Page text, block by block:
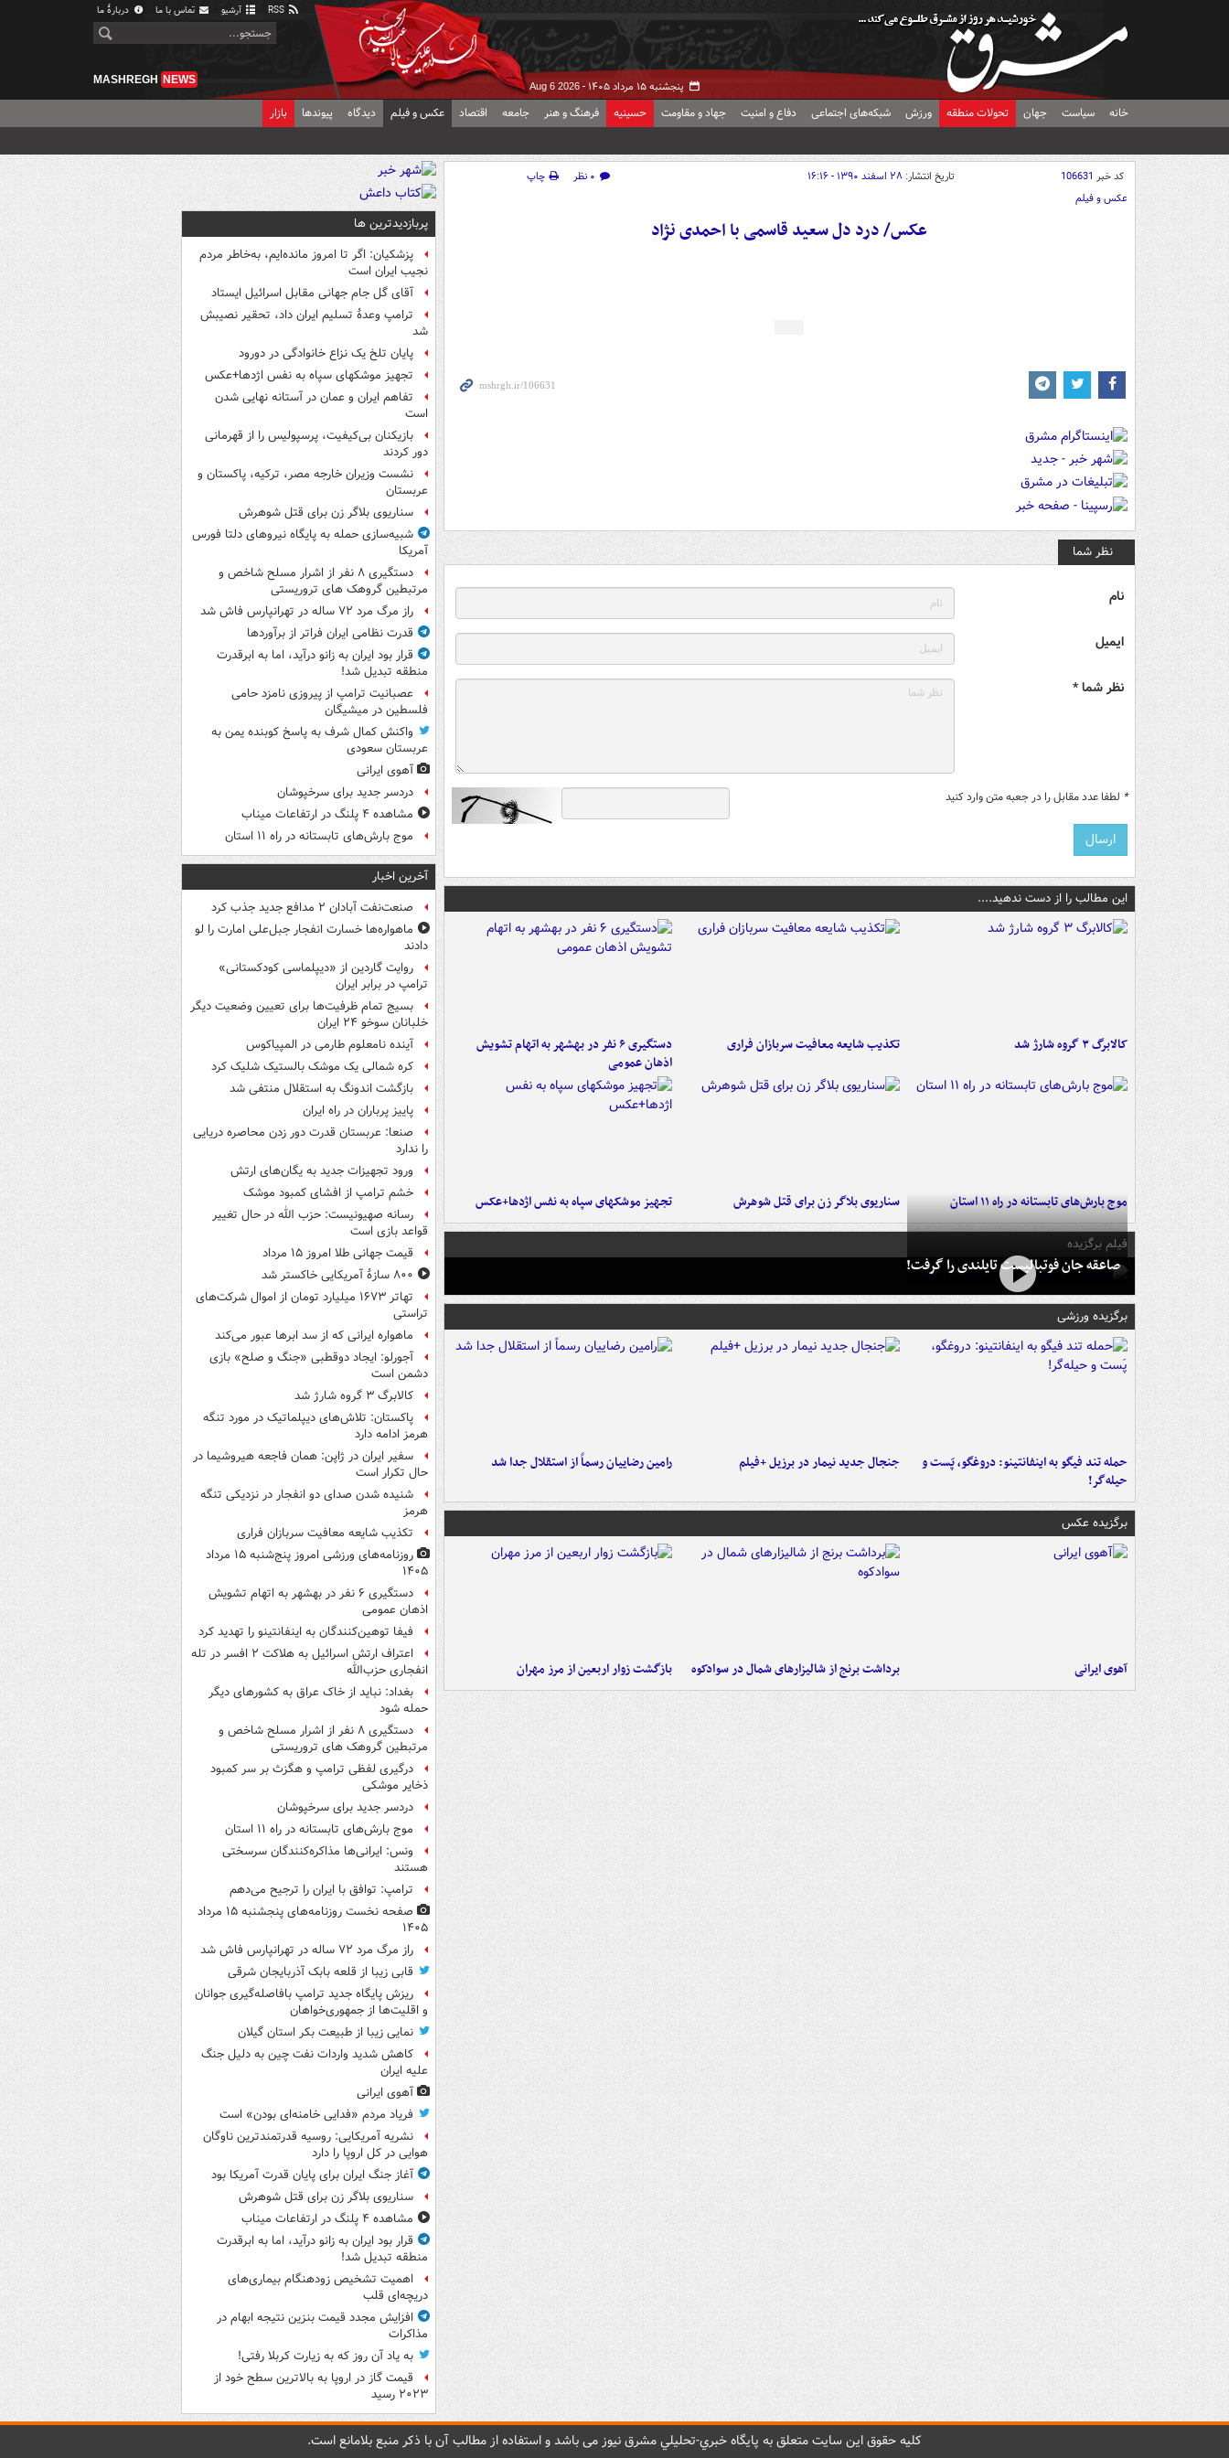
آرشیو تماس با ما دربارهٔ ما
پنجشنبه ۱۵ مرداد ۱۴۰۵ - Aug 6 2026
MASHREGH NEWS
خانه سیاست جهان تحولات منطقه ورزش شبکه‌های اجتماعی دفاع و امنیت جهاد و مقاومت حسینیه فرهنگ و هنر جامعه اقتصاد عکس و فیلم دیدگاه پیوندها بازار
کد خبر 106631 تاریخ انتشار: ۲۸ اسفند ۱۳۹۰ - ۱۶:۱۶ ۰ نظر
چاپ
عکس و فیلم
عکس/ درد دل سعید قاسمی با احمدی‌ نژاد
نظر شما
نام
ایمیل
نظر شما *
* لطفا عدد مقابل را در جعبه متن وارد کنید
این مطالب را از دست ندهید....
کالابرگ ۳ گروه شارژ شد تکذیب شایعه معافیت سربازان فراری
دستگیری ۶ نفر در بهشهر به اتهام تشویش
اذهان عمومی
موج بارش‌های تابستانه در راه ۱۱ استان سناریوی بلاگر زن برای قتل شوهرش تجهیز موشکهای سپاه به نفس اژدها+عکس
فیلم برگزیده
صاعقه جان فوتبالیست تایلندی را گرفت!
برگزیده ورزشی
حمله تند فیگو به اینفانتینو: دروغگو، پَست‌ و
حیله‌گر!
جنجال جدید نیمار در برزیل +فیلم رامین رضاییان رسماً از استقلال جدا شد
برگزیده عکس
آهوی ایرانی برداشت برنج از شالیزارهای شمال در سوادکوه بازگشت زوار اربعین از مرز مهران
پربازدیدترین ها
پزشکیان: اگر تا امروز مانده‌ایم، به‌خاطر مردم
نجیب ایران است
آقای گل جام جهانی مقابل اسرائیل ایستاد
ترامپ وعدۀ تسلیم ایران داد، تحقیر نصیبش
شد
پایان تلخ یک نزاع خانوادگی در دورود
تجهیز موشکهای سپاه به نفس اژدها+عکس
تفاهم ایران و عمان در آستانه نهایی شدن
است
بازیکنان بی‌کیفیت، پرسپولیس را از قهرمانی
دور کردند
نشست وزیران خارجه مصر، ترکیه، پاکستان و
عربستان
سناریوی بلاگر زن برای قتل شوهرش
شبیه‌سازی حمله به پایگاه نیروهای دلتا فورس
آمریکا
دستگیری ۸ نفر از اشرار مسلح شاخص و
مرتبطین گروهک های تروریستی
راز مرگ مرد ۷۲ ساله در تهرانپارس فاش شد
قدرت نظامی ایران فراتر از برآوردها
قرار بود ایران به زانو درآید، اما به ابرقدرت
منطقه تبدیل شد!
عصبانیت ترامپ از پیروزی نامزد حامی
فلسطین در میشیگان
واکنش کمال شرف به پاسخ کوبنده یمن به
عربستان سعودی
آهوی ایرانی
دردسر جدید برای سرخپوشان
مشاهده ۴ پلنگ در ارتفاعات میناب
موج بارش‌های تابستانه در راه ۱۱ استان
آخرین اخبار
صنعت‌نفت آبادان ۲ مدافع جدید جذب کرد
ماهواره‌ها خسارت انفجار جبل‌علی امارت را لو
دادند
روایت گاردین از «دیپلماسی کودکستانی»
ترامپ در برابر ایران
بسیج تمام ظرفیت‌ها برای تعیین وضعیت دیگر
خلبانان سوخو ۲۴ ایران
آینده نامعلوم طارمی در المپیاکوس
کره شمالی یک موشک بالستیک شلیک کرد
بازگشت اندونگ به استقلال منتفی شد
پاییز پرباران در راه ایران
صنعا: عربستان قدرت دور زدن محاصره دریایی
را ندارد
ورود تجهیزات جدید به یگان‌های ارتش
خشم ترامپ از افشای کمبود موشک
رسانه صهیونیست: حزب الله در حال تغییر
قواعد بازی است
قیمت جهانی طلا امروز ۱۵ مرداد
۸۰۰ سازۀ آمریکایی خاکستر شد
تهاتر ۱۶۷۳ میلیارد تومان از اموال شرکت‌های
تراستی
ماهواره ایرانی که از سد ابرها عبور می‌کند
آجورلو: ایجاد دوقطبی «جنگ و صلح‌» بازی
دشمن است
کالابرگ ۳ گروه شارژ شد
پاکستان: تلاش‌های دیپلماتیک در مورد تنگه
هرمز ادامه دارد
سفیر ایران در ژاپن: همان فاجعه هیروشیما در
حال تکرار است
شنیده شدن صدای دو انفجار در نزدیکی تنگه
هرمز
تکذیب شایعه معافیت سربازان فراری
روزنامه‌های ورزشی امروز پنج‌شنبه ۱۵ مرداد
۱۴۰۵
دستگیری ۶ نفر در بهشهر به اتهام تشویش
اذهان عمومی
فیفا توهین‌کنندگان به اینفانتینو را تهدید کرد
اعتراف ارتش اسرائیل به هلاکت ۲ افسر در تله
انفجاری حزب‌الله
بغداد: نباید از خاک عراق به کشورهای دیگر
حمله شود
دستگیری ۸ نفر از اشرار مسلح شاخص و
مرتبطین گروهک های تروریستی
درگیری لفظی ترامپ و هگزث بر سر کمبود
ذخایر موشکی
دردسر جدید برای سرخپوشان
موج بارش‌های تابستانه در راه ۱۱ استان
ونس: ایرانی‌ها مذاکره‌کنندگان سرسختی
هستند
ترامپ: توافق با ایران را ترجیح می‌دهم
صفحه نخست روزنامه‌های پنجشنبه ۱۵ مرداد
۱۴۰۵
راز مرگ مرد ۷۲ ساله در تهرانپارس فاش شد
قابی زیبا از قلعه بابک آذربایجان شرقی
ریزش پایگاه جدید ترامپ بافاصله‌گیری جوانان
و اقلیت‌ها از جمهوری‌خواهان
نمایی زیبا از طبیعت بکر استان گیلان
کاهش شدید واردات نفت چین به دلیل جنگ
علیه ایران
آهوی ایرانی
فریاد مردم «فدایی خامنه‌ای بودن» است
نشریه آمریکایی: روسیه قدرتمندترین ناوگان
هوایی در کل اروپا را دارد
آغاز جنگ ایران برای پایان قدرت آمریکا بود
سناریوی بلاگر زن برای قتل شوهرش
مشاهده ۴ پلنگ در ارتفاعات میناب
قرار بود ایران به زانو درآید، اما به ابرقدرت
منطقه تبدیل شد!
اهمیت تشخیص زودهنگام بیماری‌های
دریچه‌ای قلب
افزایش مجدد قیمت بنزین نتیجه ابهام در
مذاکرات
به یاد آن روز که به زیارت کربلا رفتی!
قیمت گاز در اروپا به بالاترین سطح خود از
۲۰۲۳ رسید
کليه حقوق اين سايت متعلق به پایگاه خبري-تحليلي مشرق نيوز می باشد و استفاده از مطالب آن با ذکر منبع بلامانع است.